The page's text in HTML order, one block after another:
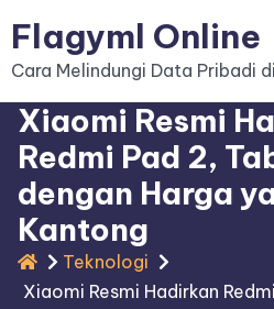
to
content
Flagyml Online
Cara Melindungi Data Pribadi
Xiaomi Resmi
Redmi Pad 2,
dengan Harga
Kantong
Teknologi
Xiaomi Resmi Hadirkan